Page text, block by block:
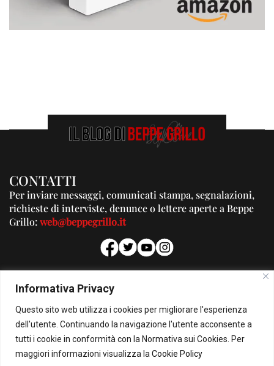
Informativa Privacy
Questo sito web utilizza i cookies per migliorare l'esperienza
dell'utente. Continuando la navigazione l'utente acconsente a
tutti i cookie in conformità con la Normativa sui Cookies. Per
maggiori informazioni visualizza la Cookie Policy
CONTATTI
Per inviare messaggi, comunicati stampa, segnalazioni,
richieste di interviste, denunce o lettere aperte a Beppe
Grillo:web@beppegrillo.it
PUBBLICITA'
Per la tua pubblicità su questo Blog:
pubblicita@beppegrillo.it
HOMEPAGE COOKIE POLICY PRIVACY POLICY CONTATTI